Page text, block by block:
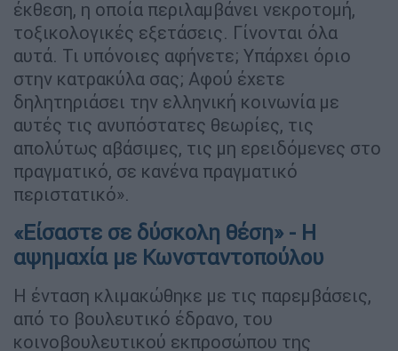
έκθεση, η οποία περιλαμβάνει νεκροτομή,
τοξικολογικές εξετάσεις. Γίνονται όλα
αυτά. Τι υπόνοιες αφήνετε; Υπάρχει όριο
στην κατρακύλα σας; Αφού έχετε
δηλητηριάσει την ελληνική κοινωνία με
αυτές τις ανυπόστατες θεωρίες, τις
απολύτως αβάσιμες, τις μη ερειδόμενες στο
πραγματικό, σε κανένα πραγματικό
περιστατικό».
«Είσαστε σε δύσκολη θέση» - Η
αψημαχία με Κωνσταντοπούλου
Η ένταση κλιμακώθηκε με τις παρεμβάσεις,
από το βουλευτικό έδρανο, του
κοινοβουλευτικού εκπροσώπου της